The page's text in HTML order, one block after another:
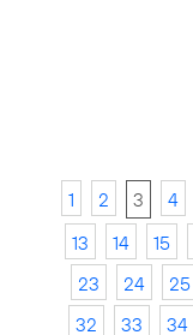
1 2 3 4
13
14 15
23
24 25
32
33 34